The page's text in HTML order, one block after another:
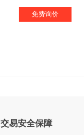
免费询价
交易安全保障